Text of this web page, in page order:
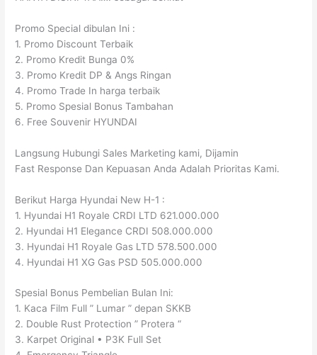
Promo Special dibulan Ini :
1. Promo Discount Terbaik
2. Promo Kredit Bunga 0%
3. Promo Kredit DP & Angs Ringan
4. Promo Trade In harga terbaik
5. Promo Spesial Bonus Tambahan
6. Free Souvenir HYUNDAI
Langsung Hubungi Sales Marketing kami, Dijamin
Fast Response Dan Kepuasan Anda Adalah Prioritas Kami.
Berikut Harga Hyundai New H-1 :
1. Hyundai H1 Royale CRDI LTD 621.000.000
2. Hyundai H1 Elegance CRDI 508.000.000
3. Hyundai H1 Royale Gas LTD 578.500.000
4. Hyundai H1 XG Gas PSD 505.000.000
Spesial Bonus Pembelian Bulan Ini:
1. Kaca Film Full ” Lumar ” depan SKKB
2. Double Rust Protection ” Protera “
3. Karpet Original • P3K Full Set